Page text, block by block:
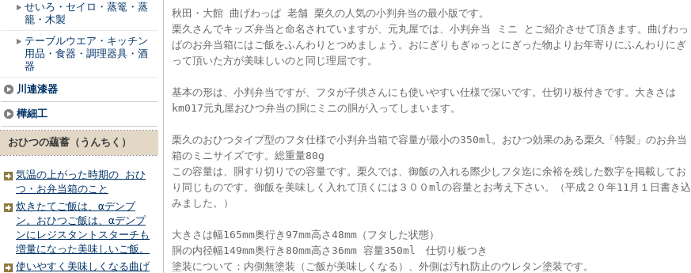
せいろ・セイロ・蒸篭・蒸
籠・木製
テーブルウエア・キッチン
用品・食器・調理器具・酒
器
川連漆器
樺細工
おひつの蘊蓄（うんちく）
気温の上がった時期の おひ
つ・お弁当箱のこと
炊きたてご飯は、αデンプ
ン。おひつご飯は、αデンプ
ンにレジスタントスターチも
増量になった美味しいご飯。
使いやすく美味しくなる曲げ
秋田・大館 曲げわっぱ 老舗 栗久の人気の小判弁当の最小版です。
栗久さんでキッズ弁当と命名されていますが、元丸屋では、小判弁当 ミニ とご紹介させて頂きます。曲げわっ
ぱのお弁当箱にはご飯をふんわりとつめましょう。おにぎりもぎゅっとにぎった物よりお年寄りにふんわりにぎ
って頂いた方が美味しいのと同じ理屈です。
基本の形は、小判弁当ですが、フタが子供さんにも使いやすい仕様で深いです。仕切り板付きです。大きさは
km017元丸屋おひつ弁当の胴にミニの胴が入ってしまいます。
栗久のおひつタイプ型のフタ仕様で小判弁当箱で容量が最小の350ml。おひつ効果のある栗久「特製」のお弁当
箱のミニサイズです。総重量80g
この容量は、胴すり切りでの容量です。栗久では、御飯の入れる際少しフタ迄に余裕を残した数字を掲載してお
り同じものです。御飯を美味しく入れて頂くには３００mlの容量とお考え下さい。（平成２０年11月１日書き込
みました。）
大きさは幅165mm奥行き97mm高さ48mm（フタした状態）
胴の内径幅149mm奥行き80mm高さ36mm 容量350ml 仕切り板つき
塗装について：内側無塗装（ご飯が美味しくなる）、外側は汚れ防止のウレタン塗装です。